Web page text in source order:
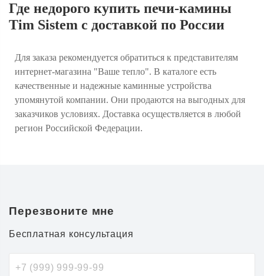
Где недорого купить печи-камины
Tim Sistem с доставкой по России
Для заказа рекомендуется обратиться к представителям
интернет-магазина "Ваше тепло". В каталоге есть
качественные и надежные каминные устройства
упомянутой компании. Они продаются на выгодных для
заказчиков условиях. Доставка осуществляется в любой
регион Российской Федерации.
Перезвоните мне
Бесплатная консультация